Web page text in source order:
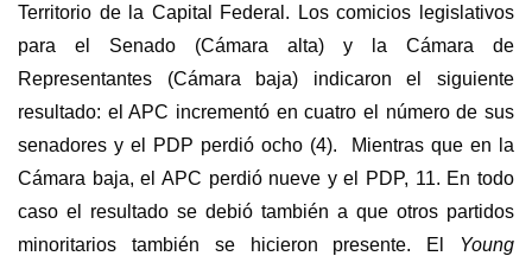
Territorio de la Capital Federal. Los comicios legislativos
para el Senado (Cámara alta) y la Cámara de
Representantes (Cámara baja) indicaron el siguiente
resultado: el APC incrementó en cuatro el número de sus
senadores y el PDP perdió ocho (4). Mientras que en la
Cámara baja, el APC perdió nueve y el PDP, 11. En todo
caso el resultado se debió también a que otros partidos
minoritarios también se hicieron presente. El Young